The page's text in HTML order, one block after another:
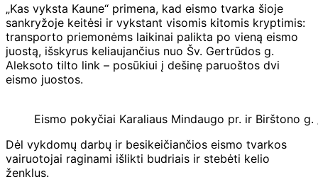
„Kas vyksta Kaune“ primena, kad eismo tvarka šioje
sankryžoje keitėsi ir vykstant visomis kitomis kryptimis:
transporto priemonėms laikinai palikta po vieną eismo
juostą, išskyrus keliaujančius nuo Šv. Gertrūdos g.
Aleksoto tilto link – posūkiui į dešinę paruoštos dvi
eismo juostos.
Eismo pokyčiai Karaliaus Mindaugo pr. ir Birštono g.
Dėl vykdomų darbų ir besikeičiančios eismo tvarkos
vairuotojai raginami išlikti budriais ir stebėti kelio
ženklus.